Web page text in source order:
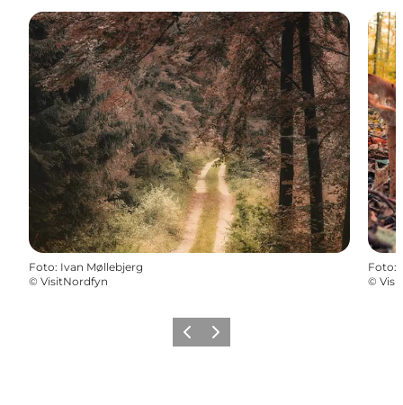
Foto: Ivan Møllebjerg
© VisitNordfyn
Foto:
©
ForrigeNæste